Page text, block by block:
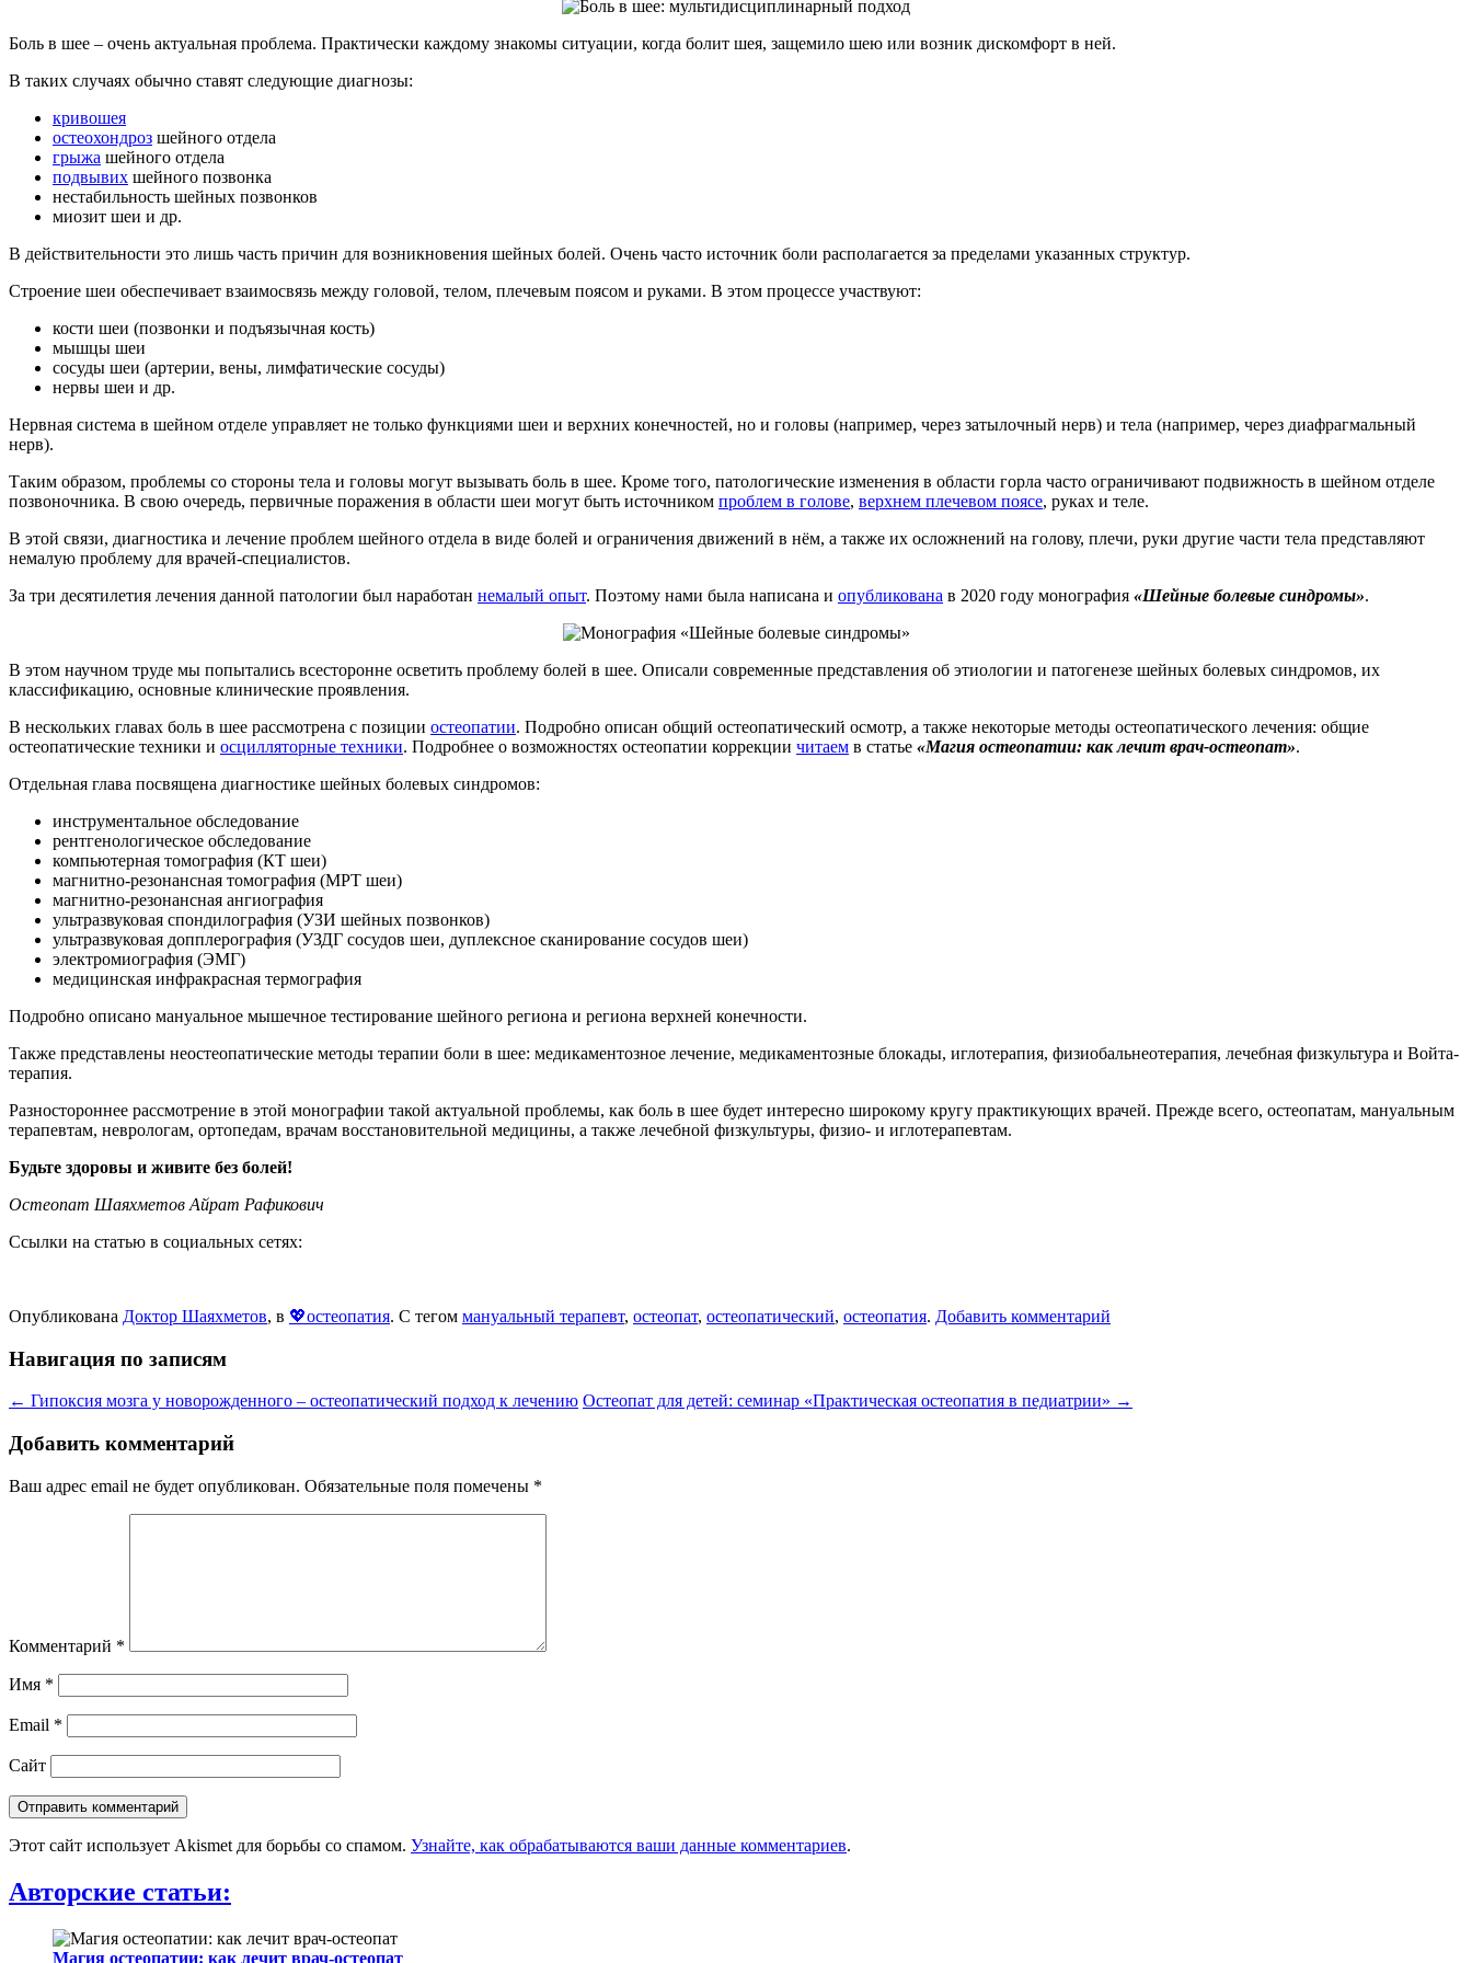
Боль в шее – очень актуальная проблема. Практически каждому знакомы ситуации, когда болит шея, защемило шею или возник дискомфорт в ней.
В таких случаях обычно ставят следующие диагнозы:
кривошея
остеохондроз шейного отдела
грыжа шейного отдела
подвывих шейного позвонка
нестабильность шейных позвонков
миозит шеи и др.
В действительности это лишь часть причин для возникновения шейных болей. Очень часто источник боли располагается за пределами указанных структур.
Строение шеи обеспечивает взаимосвязь между головой, телом, плечевым поясом и руками. В этом процессе участвуют:
кости шеи (позвонки и подъязычная кость)
мышцы шеи
сосуды шеи (артерии, вены, лимфатические сосуды)
нервы шеи и др.
Нервная система в шейном отделе управляет не только функциями шеи и верхних конечностей, но и головы (например, через затылочный нерв) и тела (например, через диафрагмальный
нерв).
Таким образом, проблемы со стороны тела и головы могут вызывать боль в шее. Кроме того, патологические изменения в области горла часто ограничивают подвижность в шейном отделе
позвоночника. В свою очередь, первичные поражения в области шеи могут быть источником проблем в голове, верхнем плечевом поясе, руках и теле.
В этой связи, диагностика и лечение проблем шейного отдела в виде болей и ограничения движений в нём, а также их осложнений на голову, плечи, руки другие части тела представляют
немалую проблему для врачей-специалистов.
За три десятилетия лечения данной патологии был наработан немалый опыт. Поэтому нами была написана и опубликована в 2020 году монография «Шейные болевые синдромы».
В этом научном труде мы попытались всесторонне осветить проблему болей в шее. Описали современные представления об этиологии и патогенезе шейных болевых синдромов, их
классификацию, основные клинические проявления.
В нескольких главах боль в шее рассмотрена с позиции остеопатии. Подробно описан общий остеопатический осмотр, а также некоторые методы остеопатического лечения: общие
остеопатические техники и осцилляторные техники. Подробнее о возможностях остеопатии коррекции читаем в статье «Магия остеопатии: как лечит врач-остеопат».
Отдельная глава посвящена диагностике шейных болевых синдромов:
инструментальное обследование
рентгенологическое обследование
компьютерная томография (КТ шеи)
магнитно-резонансная томография (МРТ шеи)
магнитно-резонансная ангиография
ультразвуковая спондилография (УЗИ шейных позвонков)
ультразвуковая допплерография (УЗДГ сосудов шеи, дуплексное сканирование сосудов шеи)
электромиография (ЭМГ)
медицинская инфракрасная термография
Подробно описано мануальное мышечное тестирование шейного региона и региона верхней конечности.
Также представлены неостеопатические методы терапии боли в шее: медикаментозное лечение, медикаментозные блокады, иглотерапия, физиобальнеотерапия, лечебная физкультура и Войта-
терапия.
Разностороннее рассмотрение в этой монографии такой актуальной проблемы, как боль в шее будет интересно широкому кругу практикующих врачей. Прежде всего, остеопатам, мануальным
терапевтам, неврологам, ортопедам, врачам восстановительной медицины, а также лечебной физкультуры, физио- и иглотерапевтам.
Будьте здоровы и живите без болей!
Остеопат Шаяхметов Айрат Рафикович
Ссылки на статью в социальных сетях:
Опубликована Доктор Шаяхметов, в 💖остеопатия. С тегом мануальный терапевт, остеопат, остеопатический, остеопатия. Добавить комментарий
Навигация по записям
← Гипоксия мозга у новорожденного – остеопатический подход к лечению Остеопат для детей: семинар «Практическая остеопатия в педиатрии» →
Добавить комментарий
Ваш адрес email не будет опубликован. Обязательные поля помечены *
Комментарий *
Имя *
Email *
Сайт
Этот сайт использует Akismet для борьбы со спамом. Узнайте, как обрабатываются ваши данные комментариев.
Авторские статьи:
Магия остеопатии: как лечит врач-остеопат